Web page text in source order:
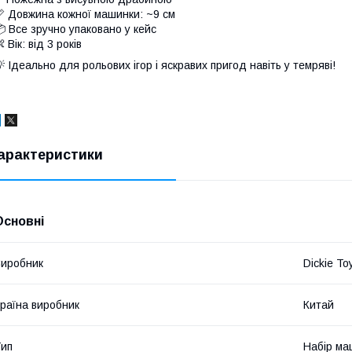
Довжина кожної машинки: ~9 см
Все зручно упаковано у кейс
Вік: від 3 років
Ідеально для рольових ігор і яскравих пригод навіть у темряві!
Dickie
виробник Китай
Набір